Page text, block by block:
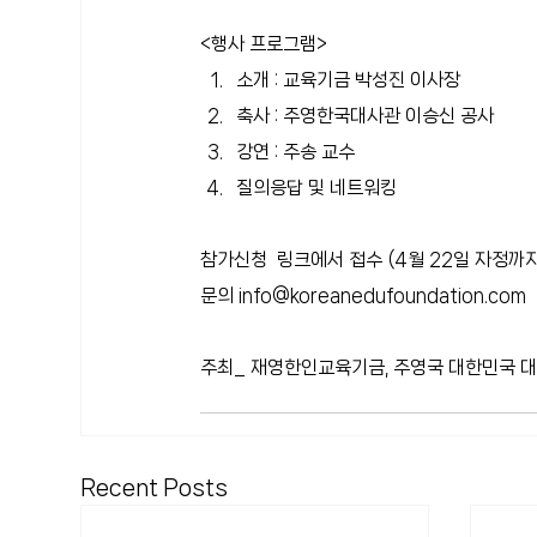
<행사 프로그램>
소개 : 교육기금 박성진 이사장
축사 : 주영한국대사관 이승신 공사
강연 : 주송 교수
질의응답 및 네트워킹
참가신청 링크에서 접수 (4월 22일 자정까
문의 info@koreanedufoundation.com
주최_ 재영한인교육기금, 주영국 대한민국
Recent Posts